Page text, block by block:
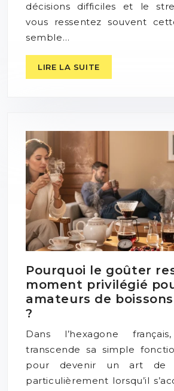
décisions difficiles et le
vous ressentez souvent
semble…
LIRE LA SUITE
Pourquoi le goûter
moment privilégié
amateurs de
?
Dans l’hexagone
transcende sa simple
pour devenir un art de
particulièrement lorsqu’il